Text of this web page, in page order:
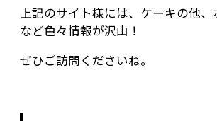
上記のサイト様には、ケーキの他
など色々情報が沢山！
ぜひご訪問くださいね。